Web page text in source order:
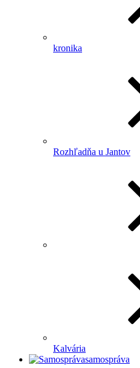
kronika
Rozhľadňa u Jantov
Kalvária
samospráva